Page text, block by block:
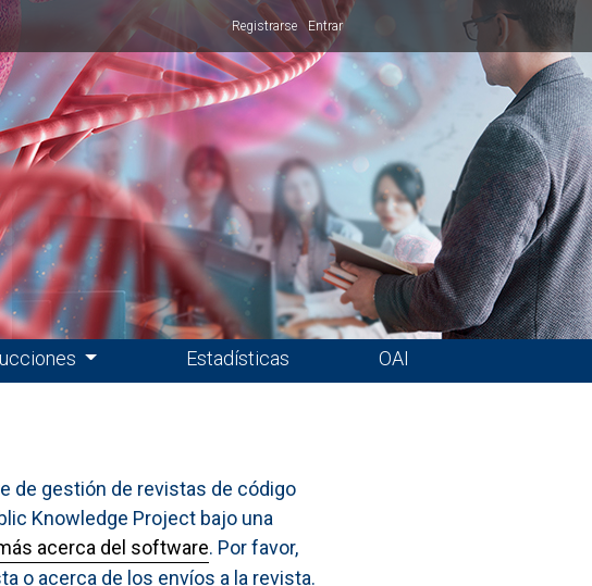
Registrarse Entrar
Estadísticas OAI
de gestión de revistas de código
Knowledge Project bajo una
acerca del software. Por favor,
o acerca de los envíos a la revista.